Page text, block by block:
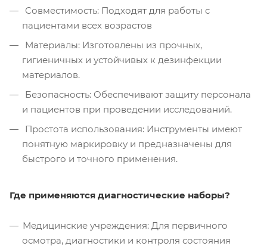
Совместимость: Подходят для работы с
пациентами всех возрастов
Материалы: Изготовлены из прочных,
гигиеничных и устойчивых к дезинфекции
материалов.
Безопасность: Обеспечивают защиту персонала
и пациентов при проведении исследований.
Простота использования: Инструменты имеют
понятную маркировку и предназначены для
быстрого и точного применения.
Где применяются диагностические наборы?
Медицинские учреждения: Для первичного
осмотра, диагностики и контроля состояния